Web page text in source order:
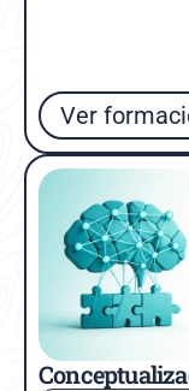
Ver